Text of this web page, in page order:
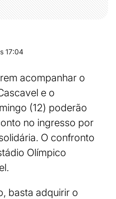
17:04
acompanhar o
e o
(12) poderão
no ingresso por
O confronto
Olímpico
basta adquirir o